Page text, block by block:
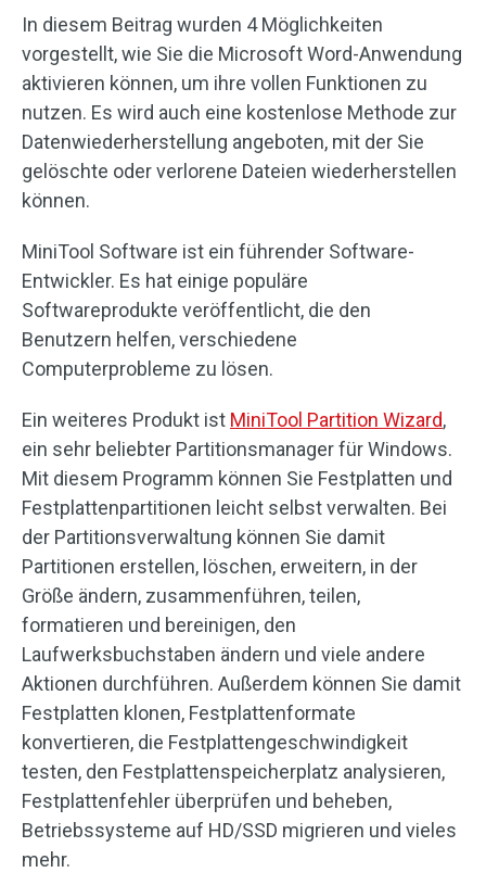
In diesem Beitrag wurden 4 Möglichkeiten
vorgestellt, wie Sie die Microsoft Word-Anwendung
aktivieren können, um ihre vollen Funktionen zu
nutzen. Es wird auch eine kostenlose Methode zur
Datenwiederherstellung angeboten, mit der Sie
gelöschte oder verlorene Dateien wiederherstellen
können.
MiniTool Software ist ein führender Software-
Entwickler. Es hat einige populäre
Softwareprodukte veröffentlicht, die den
Benutzern helfen, verschiedene
Computerprobleme zu lösen.
Ein weiteres Produkt ist MiniTool Partition Wizard,
ein sehr beliebter Partitionsmanager für Windows.
Mit diesem Programm können Sie Festplatten und
Festplattenpartitionen leicht selbst verwalten. Bei
der Partitionsverwaltung können Sie damit
Partitionen erstellen, löschen, erweitern, in der
Größe ändern, zusammenführen, teilen,
formatieren und bereinigen, den
Laufwerksbuchstaben ändern und viele andere
Aktionen durchführen. Außerdem können Sie damit
Festplatten klonen, Festplattenformate
konvertieren, die Festplattengeschwindigkeit
testen, den Festplattenspeicherplatz analysieren,
Festplattenfehler überprüfen und beheben,
Betriebssysteme auf HD/SSD migrieren und vieles
mehr.